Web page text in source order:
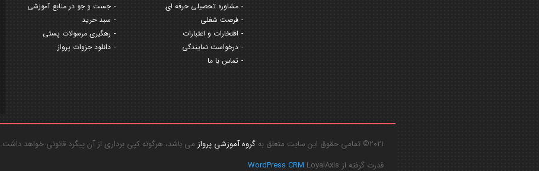
جست و جو در منابع آموزشی
سبد خرید
رهگیری مرسولات پستی
دانلود جزوات پرواز
مشاوره تحصیلی حرفه ای
فرصت شغلی
افتخارات و اعتبارات
درخواست نمایندگی
تماس با ما
2021© تمامی حقوق این سایت متعلق به گروه آموزشی پروازمی باشد، هرگونه کپی برداری از آن پیگرد قانونی خواهد داشت.
قدرت گرفته از
WordPress CRM LoyalAxis